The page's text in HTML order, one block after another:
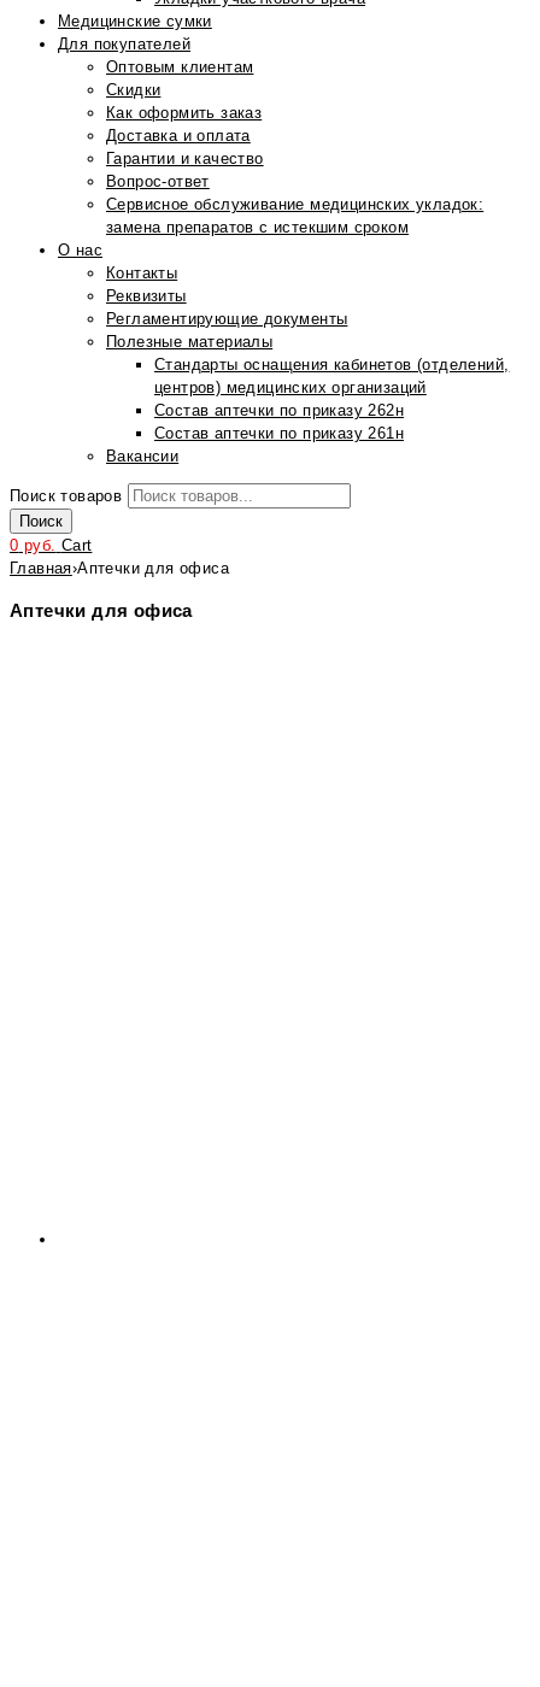
Медицинские сумки
Для покупателей
Оптовым клиентам
Скидки
Как оформить заказ
Доставка и оплата
Гарантии и качество
Вопрос-ответ
Сервисное обслуживание медицинских укладок:
замена препаратов с истекшим сроком
О нас
Контакты
Реквизиты
Регламентирующие документы
Полезные материалы
Стандарты оснащения кабинетов (отделений,
центров) медицинских организаций
Состав аптечки по приказу 262н
Состав аптечки по приказу 261н
Вакансии
Поиск товаров
Поиск
0 руб. Cart
Главная›Аптечки для офиса
Аптечки для офиса